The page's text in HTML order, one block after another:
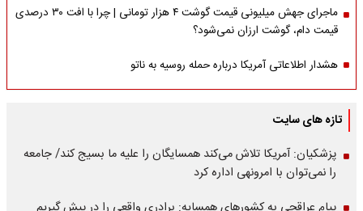
ماجرای جهش میلیونی قیمت گوشت ۴ هزار تومانی | چرا با افت ۳۰ درصدی
قیمت دام، گوشت ارزان نمی‌شود؟
هشدار اطلاعاتی آمریکا درباره حمله روسیه به ناتو
تازه های سایت
پزشکیان: آمریکا تلاش می‌کند همسایگان را علیه ما بسیج کند/ جامعه
را نمی‌توان با امرونهی اداره کرد